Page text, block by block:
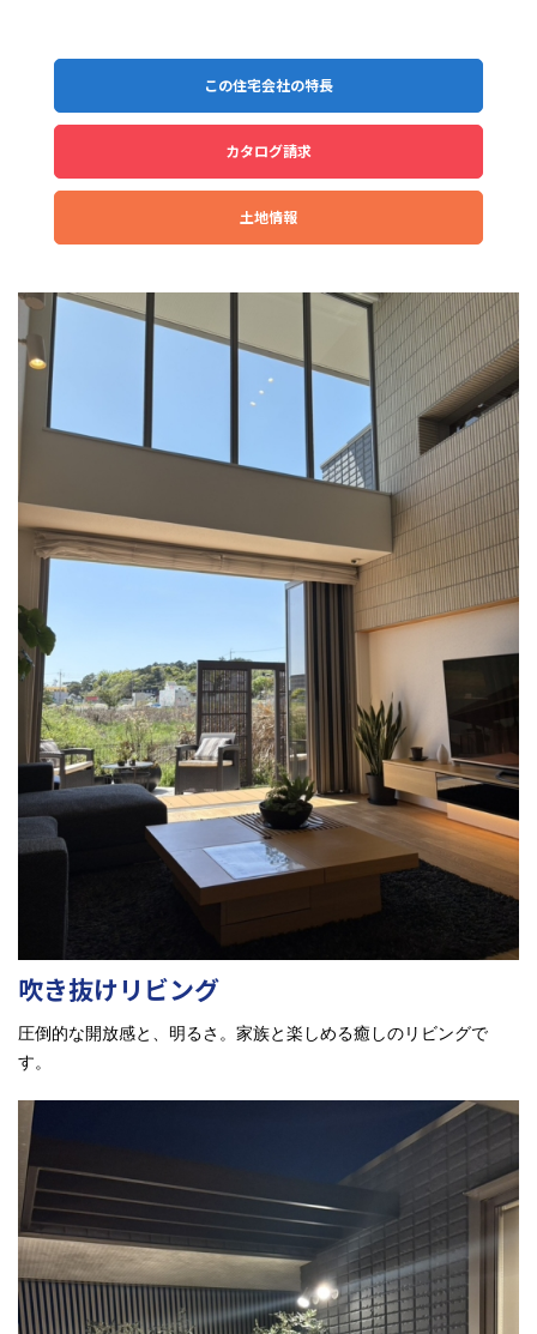
この住宅会社の特長
カタログ請求
土地情報
吹き抜けリビング
圧倒的な開放感と、明るさ。家族と楽しめる癒しのリビングで
す。